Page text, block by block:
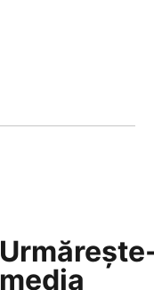
media